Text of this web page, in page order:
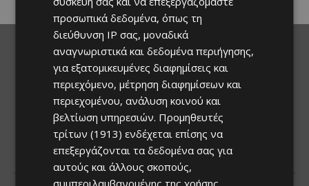
προσωπικά δεδομένα, όπως τη
διεύθυνση IP σας, μοναδικά
αναγνωριστικά και δεδομένα περιήγησης,
για εξατομικευμένες διαφημίσεις και
περιεχόμενο, μέτρηση διαφημίσεων και
περιεχομένου, ανάλυση κοινού και
βελτίωση υπηρεσιών. Προμηθευτές
τρίτων (1913) ενδέχεται επίσης να
επεξεργάζονται τα δεδομένα σας για
αυτούς και άλλους σκοπούς,
συμπεριλαμβανομένης της χρήσης